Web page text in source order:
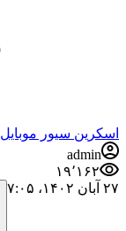
اسکرین سیور موبایل
admin
۱۹٬۱۶۲
۲۷ آبان ۱۴۰۲،‏ ۷:۰۵